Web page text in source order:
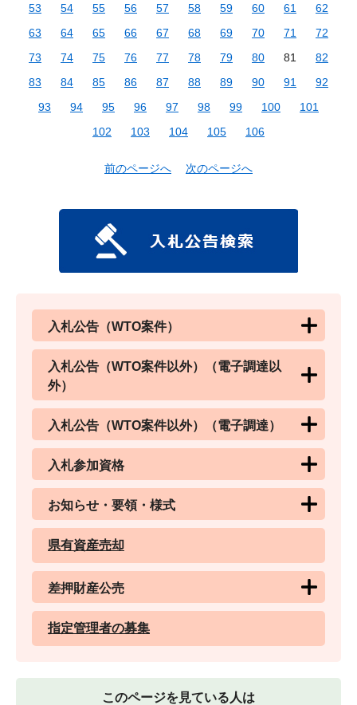
53
54 55 56 57 58 59 60 61
62
63
64 65 66 67 68 69 70 71
72
73
74 75 76 77 78 79 80 81
82
83
84 85 86 87 88 89 90 91
92
93
94 95 96 97 98 99 100
101
102
103 104 105 106
前のページへ 次のページへ
入札公告（WTO案件）
入札公告（WTO案件以外）（電子調達以
外）
入札公告（WTO案件以外）（電子調達）
入札参加資格
お知らせ・要領・様式
県有資産売却
差押財産公売
指定管理者の募集
このページを見ている人は